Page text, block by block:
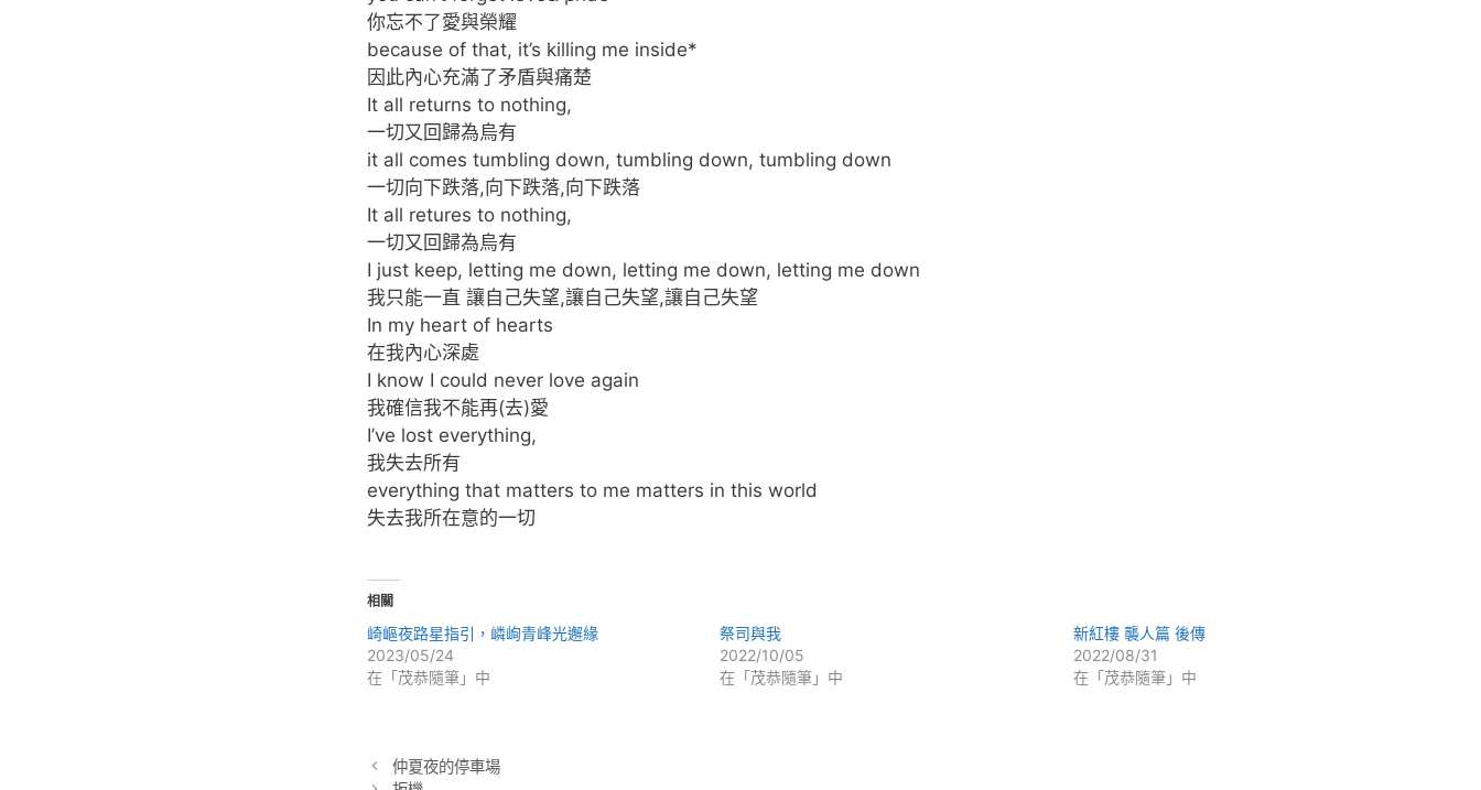
你忘不了愛與榮耀
because of that, it’s killing me inside*
因此內心充滿了矛盾與痛楚
It all returns to nothing,
一切又回歸為烏有
it all comes tumbling down, tumbling down, tumbling down
一切向下跌落,向下跌落,向下跌落
It all retures to nothing,
一切又回歸為烏有
I just keep, letting me down, letting me down, letting me down
我只能一直 讓自己失望,讓自己失望,讓自己失望
In my heart of hearts
在我內心深處
I know I could never love again
我確信我不能再(去)愛
I’ve lost everything,
我失去所有
everything that matters to me matters in this world
失去我所在意的一切
相關
崎嶇夜路星指引，嶙峋青峰光邂緣
2023/05/24
在「茂恭隨筆」中
祭司與我
2022/10/05
在「茂恭隨筆」中
新紅樓 襲人篇 後傳
2022/08/31
在「茂恭隨筆」中
仲夏夜的停車場